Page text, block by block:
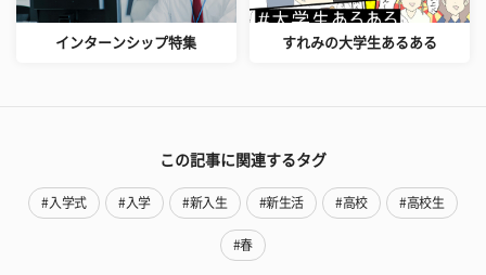
インターンシップ特集 すれみの大学生あるある
この記事に関連するタグ
#入学式 #入学 #新入生 #新生活 #高校 #高校生
#春